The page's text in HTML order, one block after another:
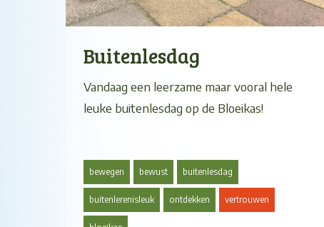
Buitenlesdag
Vandaag een leerzame maar vooral hele
leuke buitenlesdag op de Bloeikas!
bewegen bewust buitenlesdag
buitenlerenisleuk ontdekken vertrouwen